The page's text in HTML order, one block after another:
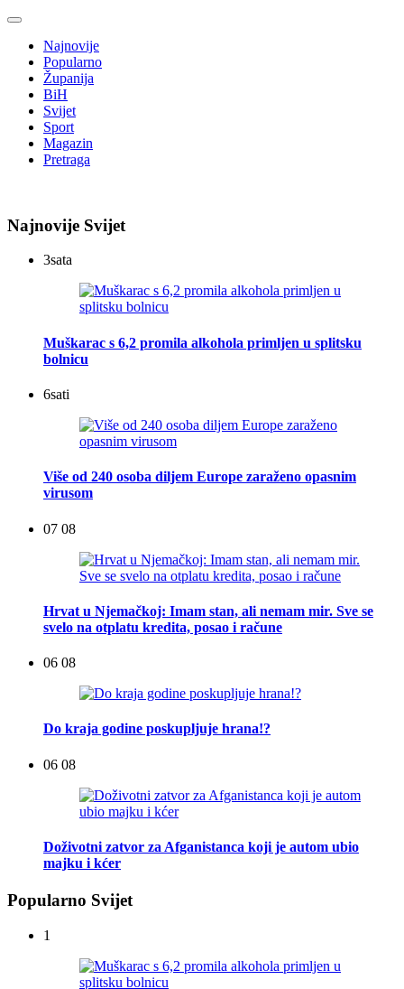
Najnovije
Popularno
Županija
BiH
Svijet
Sport
Magazin
Pretraga
Najnovije Svijet
3sata
Muškarac s 6,2 promila alkohola primljen u splitsku
bolnicu
6sati
Više od 240 osoba diljem Europe zaraženo opasnim
virusom
07 08
Hrvat u Njemačkoj: Imam stan, ali nemam mir. Sve se
svelo na otplatu kredita, posao i račune
06 08
Do kraja godine poskupljuje hrana!?
06 08
Doživotni zatvor za Afganistanca koji je autom ubio
majku i kćer
Popularno Svijet
1